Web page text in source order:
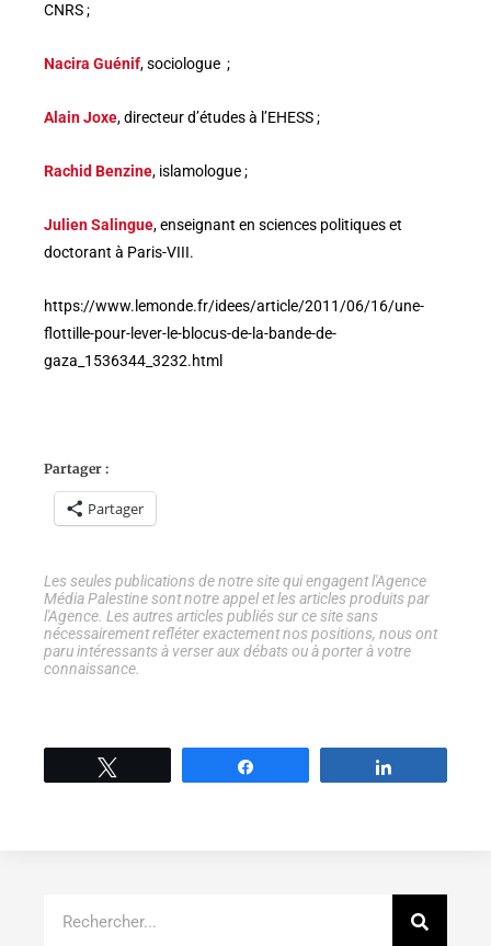
CNRS ;
Nacira Guénif, sociologue ;
Alain Joxe, directeur d’études à l’EHESS ;
Rachid Benzine, islamologue ;
Julien Salingue, enseignant en sciences politiques et
doctorant à Paris-VIII.
https://www.lemonde.fr/idees/article/2011/06/16/une-
flottille-pour-lever-le-blocus-de-la-bande-de-
gaza_1536344_3232.html
Partager :
Partager
Les seules publications de notre site qui engagent l'Agence
Média Palestine sont notre appel et les articles produits par
l'Agence. Les autres articles publiés sur ce site sans
nécessairement refléter exactement nos positions, nous ont
paru intéressants à verser aux débats ou à porter à votre
connaissance.